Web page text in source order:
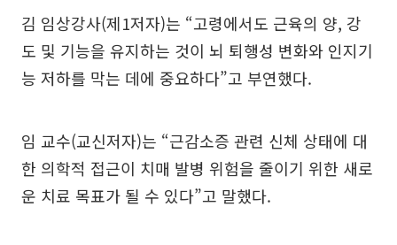
김 임상강사(제1저자)는 “고령에서도 근육의 양, 강
도 및 기능을 유지하는 것이 뇌 퇴행성 변화와 인지기
능 저하를 막는 데에 중요하다”고 부연했다.
임 교수(교신저자)는 “근감소증 관련 신체 상태에 대
한 의학적 접근이 치매 발병 위험을 줄이기 위한 새로
운 치료 목표가 될 수 있다”고 말했다.